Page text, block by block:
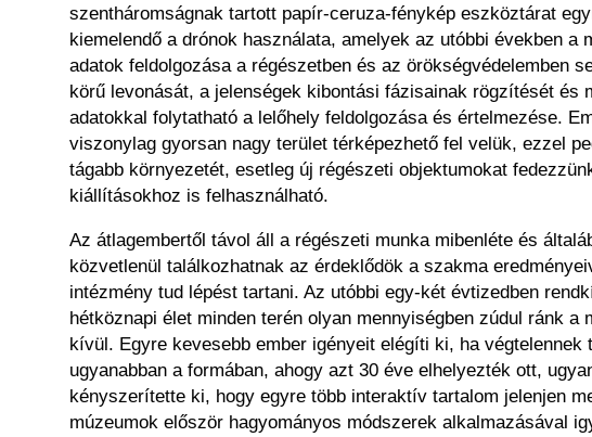
szentháromságnak tartott papír-ceruza-fénykép eszköztárat
kiemelendő a drónok használata, amelyek az utóbbi években
adatok feldolgozása a régészetben és az örökségvédelemben
körű levonását, a jelenségek kibontási fázisainak rögzítését
adatokkal folytatható a lelőhely feldolgozása és értelmezése.
viszonylag gyorsan nagy terület térképezhető fel velük, ezzel
tágabb környezetét, esetleg új régészeti objektumokat
kiállításokhoz is felhasználható.
Az átlagembertől távol áll a régészeti munka mibenléte és
közvetlenül találkozhatnak az érdeklődök a szakma
intézmény tud lépést tartani. Az utóbbi egy-két évtizedben
hétköznapi élet minden terén olyan mennyiségben zúdul ránk
kívül. Egyre kevesebb ember igényeit elégíti ki, ha
ugyanabban a formában, ahogy azt 30 éve elhelyezték ott,
kényszerítette ki, hogy egyre több interaktív tartalom jelenjen
múzeumok először hagyományos módszerek alkalmazásával